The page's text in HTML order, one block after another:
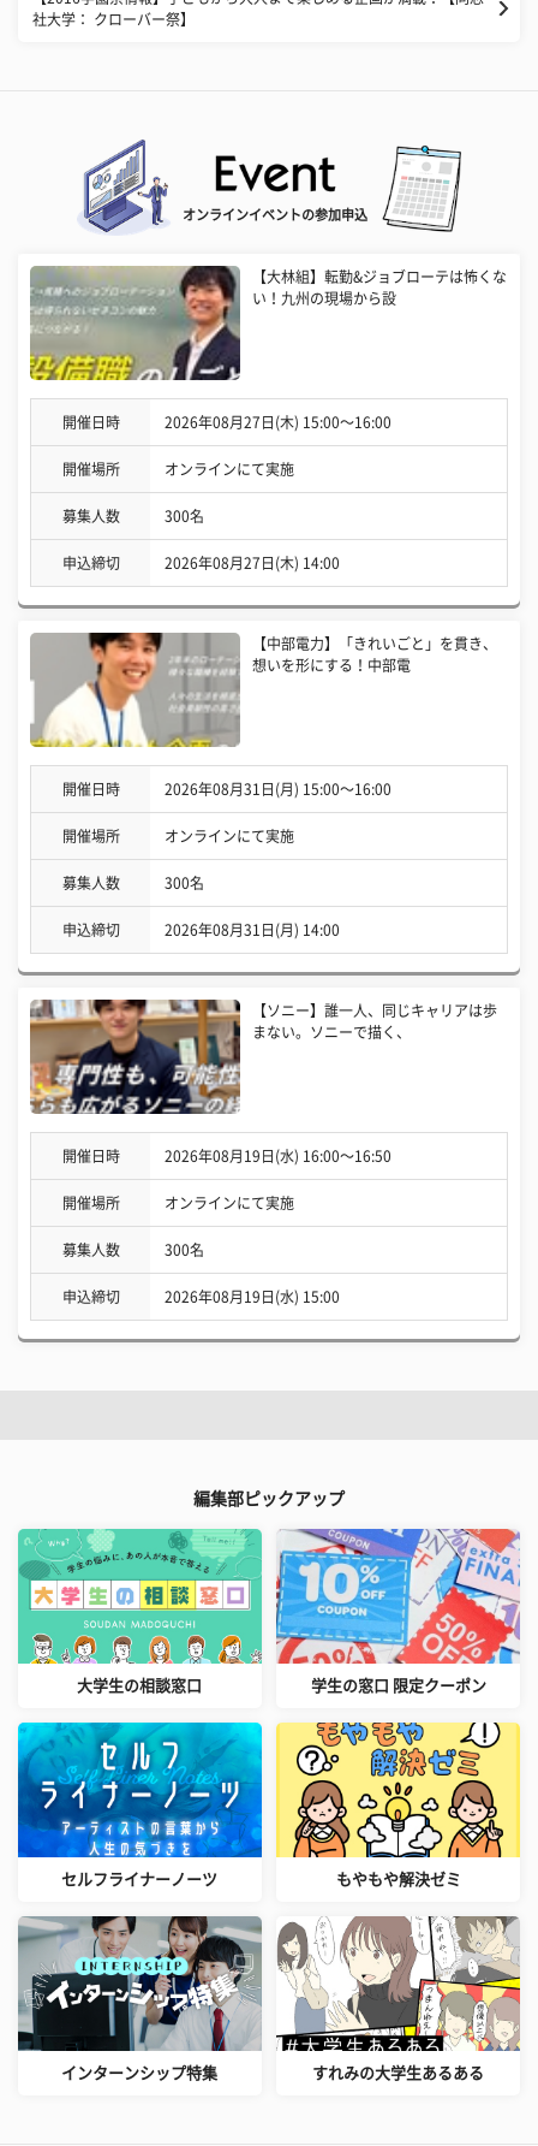
社大学： クローバー祭】
オンラインイベントの参加申込
【大林組】転勤&ジョブローテは怖くな
い！九州の現場から設
開催日時 2026年08月27日(木) 15:00〜16:00
開催場所 オンラインにて実施
募集人数 300名
申込締切 2026年08月27日(木) 14:00
【中部電力】「きれいごと」を貫き、
想いを形にする！中部電
開催日時 2026年08月31日(月) 15:00〜16:00
開催場所 オンラインにて実施
募集人数 300名
申込締切 2026年08月31日(月) 14:00
【ソニー】誰一人、同じキャリアは歩
まない。ソニーで描く、
開催日時 2026年08月19日(水) 16:00〜16:50
開催場所 オンラインにて実施
募集人数 300名
申込締切 2026年08月19日(水) 15:00
編集部ピックアップ
大学生の相談窓口 学生の窓口 限定クーポン
セルフライナーノーツ もやもや解決ゼミ
インターンシップ特集 すれみの大学生あるある